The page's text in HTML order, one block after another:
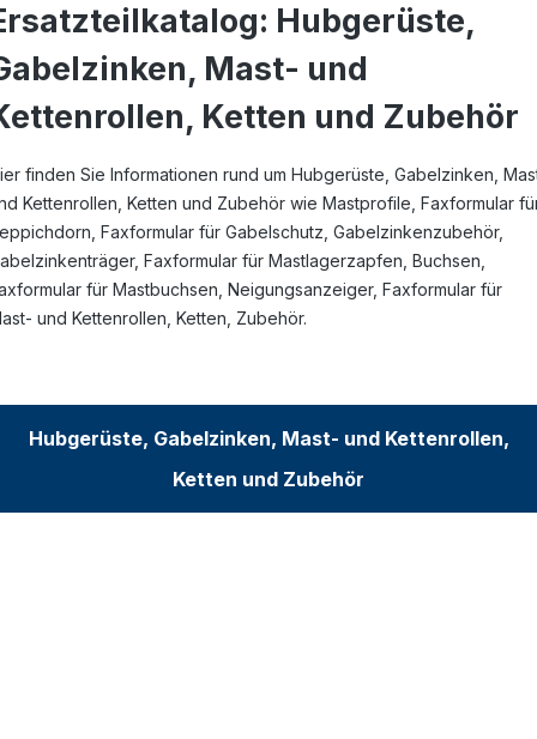
Hubgerüste,
Mast- und
Ketten und Zubehör
finden Sie Informationen rund um Hubgerüste, Gabelzinken,
Kettenrollen, Ketten und Zubehör wie Mastprofile Faxformular
Faxformular für Gabelschutz Gabelzinkenzubehör,
, Faxformular für Mastlagerzapfen Buchsen
für Mastbuchsen Neigungsanzeiger, Faxformular für
und Kettenrollen Ketten Zubehör.
Hubgerüste, Gabelzinken, Mast- und Kettenrollen,
Ketten und Zubehör